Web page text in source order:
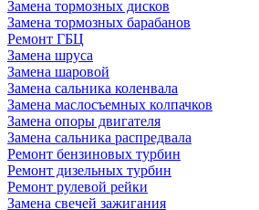
Замена тормозных дисков
Замена тормозных барабанов
Ремонт ГБЦ
Замена шруса
Замена шаровой
Замена сальника коленвала
Замена маслосъемных колпачков
Замена опоры двигателя
Замена сальника распредвала
Ремонт бензиновых турбин
Ремонт дизельных турбин
Ремонт рулевой рейки
Замена свечей зажигания